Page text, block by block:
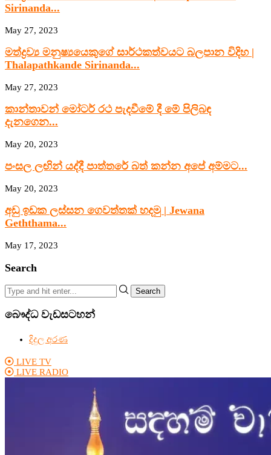
Sirinanda...
May 27, 2023
මත්ද්‍රව්‍ය මනුෂ්‍යයෙකුගේ සාර්ථකත්වයට බලපාන විදිහ |
Thalapathkande Sirinanda...
May 27, 2023
කාන්තාවන් මෝටර් රථ පැදවීමේ දී මේ පිලිබඳ
දැනගෙන...
May 20, 2023
පංසල ලඟින් යද්දී පාත්තරේ බත් කන්න අපේ අම්මට...
May 20, 2023
අඩු ඉඩක ලස්සන ගෙවත්තක් හදමු | Jewana
Geththama...
May 17, 2023
Search
Search
බෞද්ධ වැඩසටහන්
දිදුල අරණ
LIVE TV
LIVE RADIO